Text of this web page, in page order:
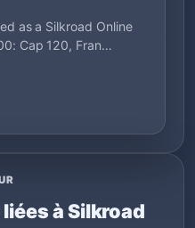
as a Silkroad Online
Cap 120, Fran…
à Silkroad